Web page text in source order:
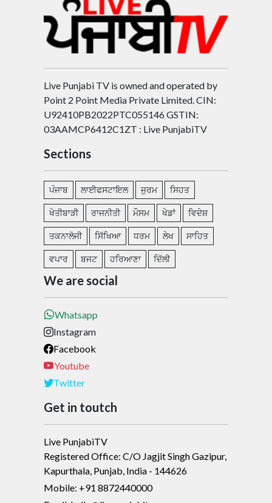
Live Punjabi TV is owned and operated by
Point 2 Point Media Private Limited. CIN:
U92410PB2022PTC055146 GSTIN:
03AAMCP6412C1ZT : Live PunjabiTV
Sections
ਪੰਜਾਬ ਲਾਈਫਸਟਾਇਲ ਜੁਰਮ ਸਿਹਤ
ਖੇਤੀਬਾੜੀ ਰਾਜਨੀਤੀ ਮੌਸਮ ਖੇਡਾਂ ਵਿਦੇਸ਼
ਤਕਨਾਲੋਜੀ ਸਿੱਖਿਆ ਧਰਮ ਲੇਖ ਸਾਹਿਤ
ਵਪਾਰ ਬਜਟ ਹਰਿਆਣਾ ਦਿੱਲੀ
We are social
Whatsapp
Instagram
Facebook
Youtube
Twitter
Get in toutch
Live PunjabiTV
Registered Office: C/O Jagjit Singh Gazipur,
Kapurthala, Punjab, India - 144626
Mobile: +91 8872440000